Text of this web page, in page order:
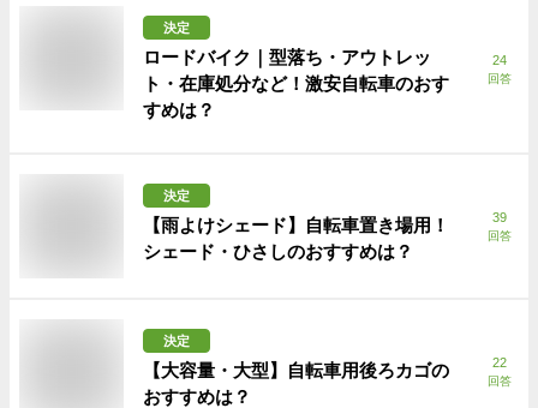
決定
ロードバイク｜型落ち・アウトレッ
ト・在庫処分など！激安自転車のおす
すめは？
24
回答
決定
【雨よけシェード】自転車置き場用！
シェード・ひさしのおすすめは？
39
回答
決定
【大容量・大型】自転車用後ろカゴの
おすすめは？
22
回答